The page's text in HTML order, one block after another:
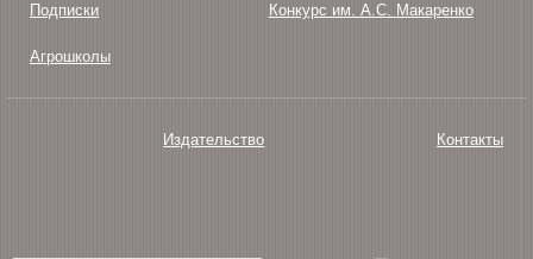
Подписки Конкурс им. А.С. Макаренко
Агрошколы
Издательство Контакты